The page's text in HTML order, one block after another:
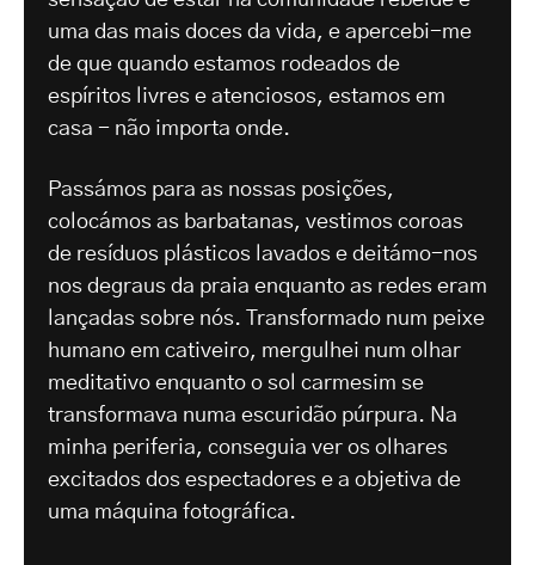
uma das mais doces da vida, e apercebi-me
de que quando estamos rodeados de
espíritos livres e atenciosos, estamos em
casa - não importa onde.
Passámos para as nossas posições,
colocámos as barbatanas, vestimos coroas
de resíduos plásticos lavados e deitámo-nos
nos degraus da praia enquanto as redes eram
lançadas sobre nós. Transformado num peixe
humano em cativeiro, mergulhei num olhar
meditativo enquanto o sol carmesim se
transformava numa escuridão púrpura. Na
minha periferia, conseguia ver os olhares
excitados dos espectadores e a objetiva de
uma máquina fotográfica.